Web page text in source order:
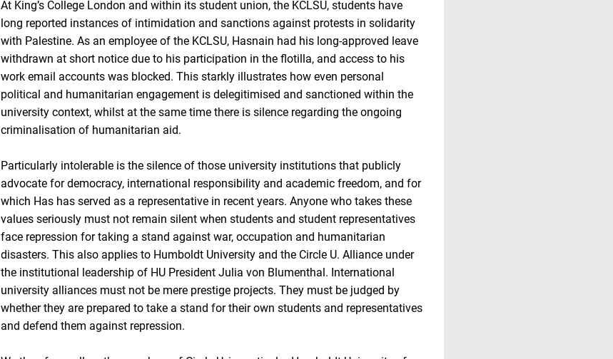
At King’s College London and within its student union, the KCLSU, students have
long reported instances of intimidation and sanctions against protests in solidarity
with Palestine. As an employee of the KCLSU, Hasnain had his long-approved leave
withdrawn at short notice due to his participation in the flotilla, and access to his
work email accounts was blocked. This starkly illustrates how even personal
political and humanitarian engagement is delegitimised and sanctioned within the
university context, whilst at the same time there is silence regarding the ongoing
criminalisation of humanitarian aid.
Particularly intolerable is the silence of those university institutions that publicly
advocate for democracy, international responsibility and academic freedom, and for
which Has has served as a representative in recent years. Anyone who takes these
values seriously must not remain silent when students and student representatives
face repression for taking a stand against war, occupation and humanitarian
disasters. This also applies to Humboldt University and the Circle U. Alliance under
the institutional leadership of HU President Julia von Blumenthal. International
university alliances must not be mere prestige projects. They must be judged by
whether they are prepared to take a stand for their own students and representatives
and defend them against repression.